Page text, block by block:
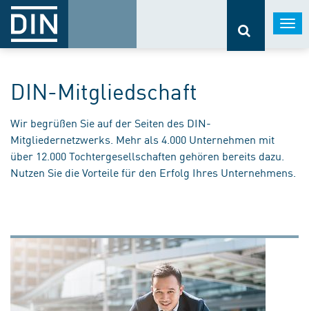
DIN-Mitgliedschaft
Wir begrüßen Sie auf der Seiten des DIN-
Mitgliedernetzwerks. Mehr als 4.000 Unternehmen mit
über 12.000 Tochtergesellschaften gehören bereits dazu.
Nutzen Sie die Vorteile für den Erfolg Ihres Unternehmens.